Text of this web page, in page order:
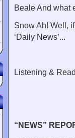
Beale And what
Snow Ah! Well,
‘Daily News’...
Listening &
“NEWS”